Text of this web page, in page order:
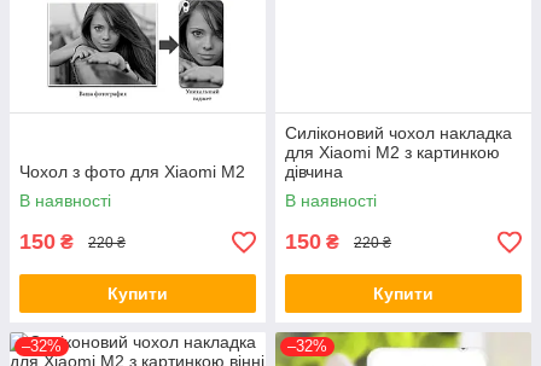
Чохол з фото для Xiaomi M2
В наявності
150 ₴ 220 ₴
Купити
Силіконовий чохол накладка
для Xiaomi M2 з картинкою
дівчина
В наявності
150 ₴ 220 ₴
Купити
–32% –32%